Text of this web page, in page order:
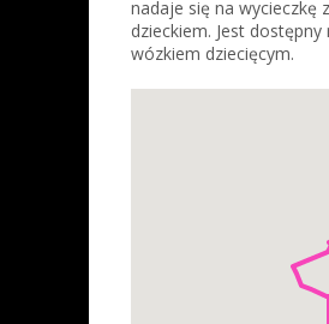
nadaje się na wycieczkę z
dzieckiem. Jest
wózkiem dziecięcym.